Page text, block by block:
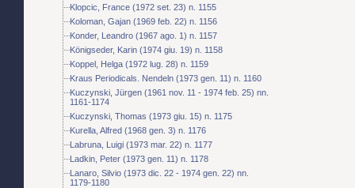
Klopcic, France (1972 set. 23) n. 1155
Koloman, Gajan (1969 feb. 22) n. 1156
Konder, Leandro (1967 ago. 1) n. 1157
Königseder, Karin (1974 giu. 19) n. 1158
Koppel, Helga (1972 lug. 28) n. 1159
Kraus Periodicals. Nendeln (1973 gen. 11) n. 1160
Kuczynski, Jürgen (1961 nov. 11 - 1974 feb. 25) nn.
1161-1174
Kuczynski, Thomas (1973 giu. 15) n. 1175
Kurella, Alfred (1968 gen. 3) n. 1176
Labruna, Luigi (1973 mar. 22) n. 1177
Ladkin, Peter (1973 gen. 11) n. 1178
Lanaro, Silvio (1973 dic. 22 - 1974 gen. 22) nn.
1179-1180